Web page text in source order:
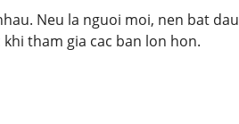
Neu la nguoi moi, nen bat
tham gia cac ban lon hon.